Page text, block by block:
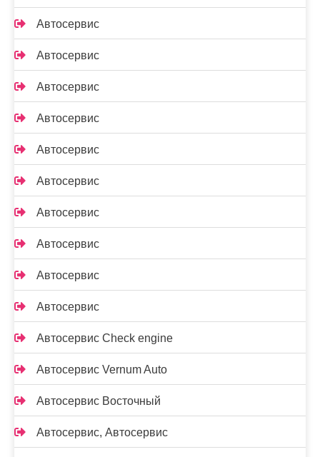
Автосервис
Автосервис
Автосервис
Автосервис
Автосервис
Автосервис
Автосервис
Автосервис
Автосервис
Автосервис
Автосервис Check engine
Автосервис Vernum Auto
Автосервис Восточный
Автосервис, Автосервис